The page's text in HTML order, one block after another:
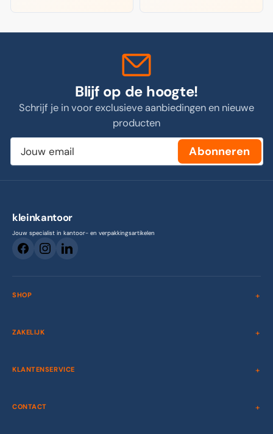
Blijf op de hoogte!
Schrijf je in voor exclusieve aanbiedingen en nieuwe
producten
Jouw
email
Abonneren
kleinkantoor
Jouw specialist in kantoor- en verpakkingsartikelen
SHOP
ZAKELIJK
KLANTENSERVICE
CONTACT